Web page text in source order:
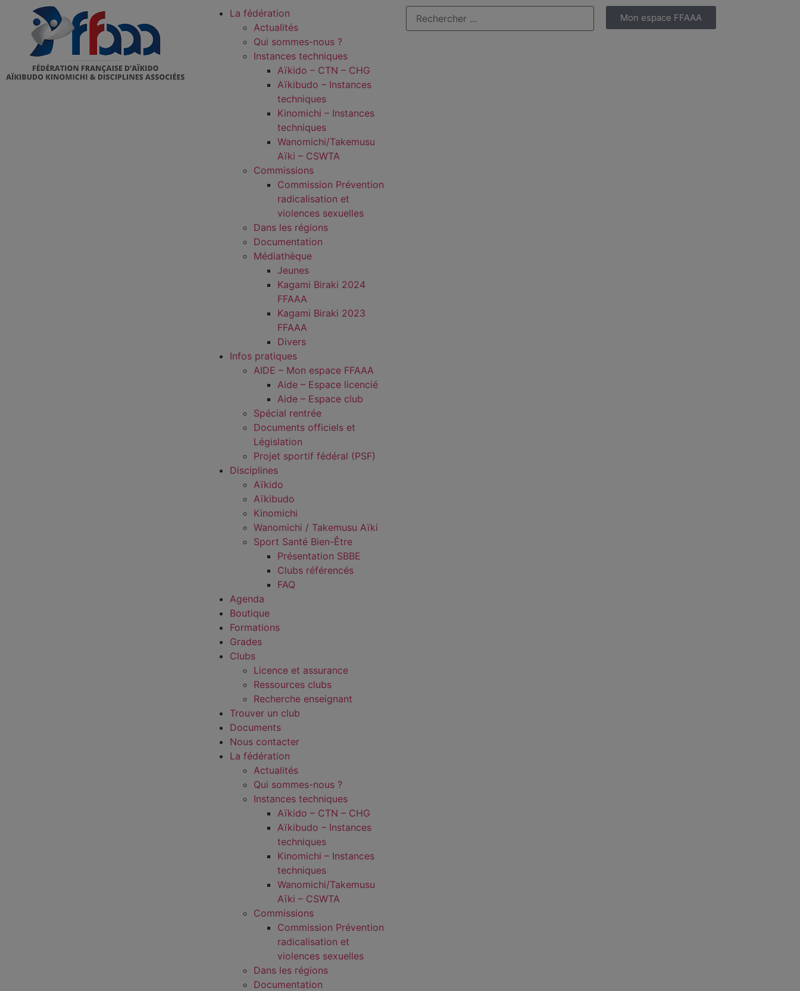
La fédération
Actualités
Qui sommes-nous ?
Instances techniques
Aïkido – CTN – CHG
Aïkibudo – Instances
techniques
Kinomichi – Instances
techniques
Wanomichi/Takemusu
Aïki – CSWTA
Commissions
Commission Prévention
radicalisation et
violences sexuelles
Dans les régions
Documentation
Médiathèque
Jeunes
Kagami Biraki 2024
FFAAA
Kagami Biraki 2023
FFAAA
Divers
Infos pratiques
AIDE – Mon espace FFAAA
Aide – Espace licencié
Aide – Espace club
Spécial rentrée
Documents officiels et
Législation
Projet sportif fédéral (PSF)
Disciplines
Aïkido
Aïkibudo
Kinomichi
Wanomichi / Takemusu Aïki
Sport Santé Bien-Être
Présentation SBBE
Clubs référencés
FAQ
Agenda
Boutique
Formations
Grades
Clubs
Licence et assurance
Ressources clubs
Recherche enseignant
Trouver un club
Documents
Nous contacter
La fédération
Actualités
Qui sommes-nous ?
Instances techniques
Aïkido – CTN – CHG
Aïkibudo – Instances
techniques
Kinomichi – Instances
techniques
Wanomichi/Takemusu
Aïki – CSWTA
Commissions
Commission Prévention
radicalisation et
violences sexuelles
Dans les régions
Documentation
Mon espace FFAAA